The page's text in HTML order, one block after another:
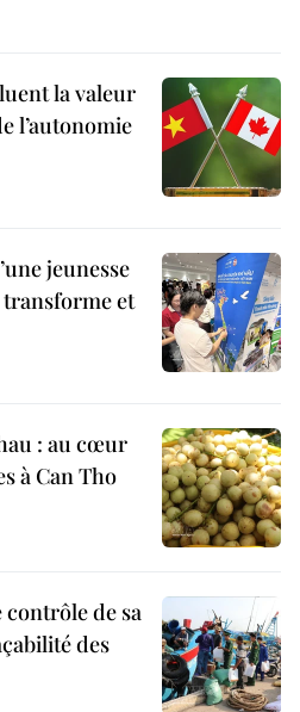
la valeur
l’autonomie
jeunesse
et
: au cœur
à Can Tho
de sa
des